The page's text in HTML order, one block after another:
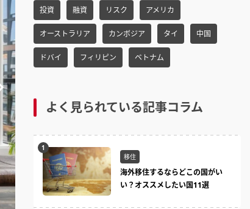
r:
投資 融資 リスク アメリカ
オーストラリア カンボジア タイ 中国
ドバイ フィリピン ベトナム
よく見られている記事コラム
移住
海外移住するならどこの国がい
い？オススメしたい国11選